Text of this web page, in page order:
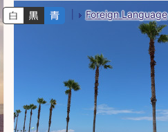
Foreign Language